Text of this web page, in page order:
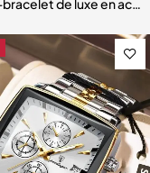
de luxe en